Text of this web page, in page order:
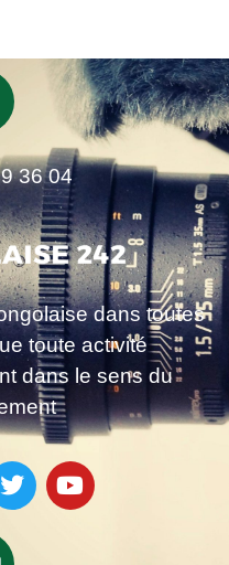
36 04
dans toutes
toute activité
dans le sens du